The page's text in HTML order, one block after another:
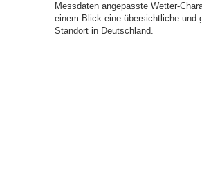
Messdaten angepasste Wetter-
einem Blick eine übersichtliche und
Standort in Deutschland.